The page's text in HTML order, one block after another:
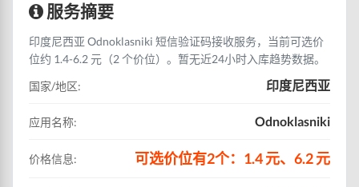
服务摘要
印度尼西亚 Odnoklasniki 短信验证码接收服务，当前可选价
位约 1.4-6.2 元（2 个价位）。暂无近24小时入库趋势数据。
国家/地区:
印度尼西亚
应用名称: Odnoklasniki
价格信息: 可选价位有2个：1.4 元、6.2 元